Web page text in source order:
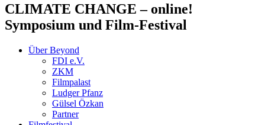
CLIMATE CHANGE – online!
Symposium und Film-Festival
Über Beyond
FDI e.V.
ZKM
Filmpalast
Ludger Pfanz
Gülsel Özkan
Partner